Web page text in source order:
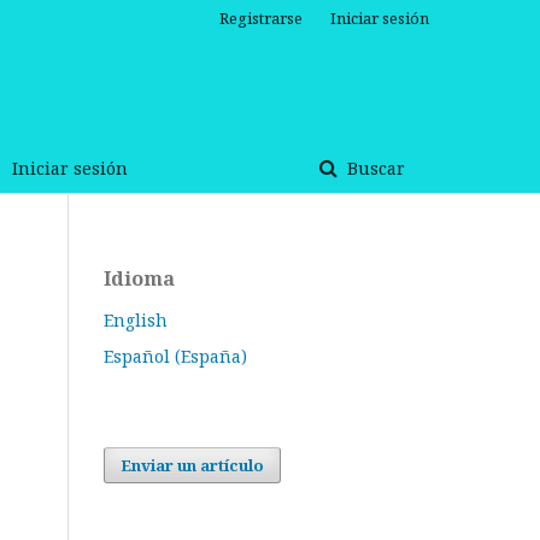
Iniciar sesión Buscar
Registrarse Iniciar sesión
Idioma
English
Español (España)
Enviar un artículo